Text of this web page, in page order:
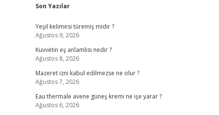
Sidebar
Son Yazılar
Yeşil kelimesi türemiş midir ?
Ağustos 9, 2026
Kuvvetin eş anlamlısı nedir ?
Ağustos 8, 2026
Mazeret izni kabul edilmezse ne olur ?
Ağustos 7, 2026
Eau thermale avene güneş kremi ne işe yarar ?
Ağustos 6, 2026